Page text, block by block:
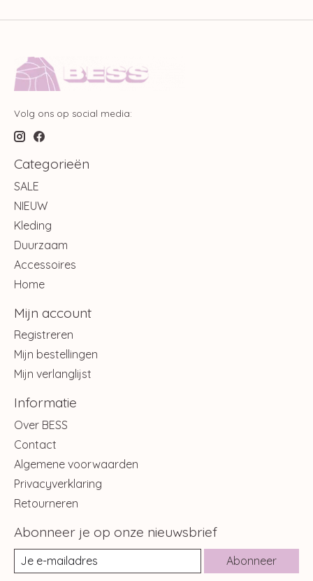
Volg ons op social media:
Categorieën
SALE
NIEUW
Kleding
Duurzaam
Accessoires
Home
Mijn account
Registreren
Mijn bestellingen
Mijn verlanglijst
Informatie
Over BESS
Contact
Algemene voorwaarden
Privacyverklaring
Retourneren
Abonneer je op onze nieuwsbrief
Abonneer